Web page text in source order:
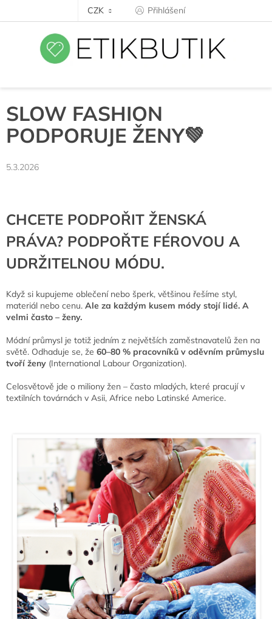
CZK Přihlášení
SLOW FASHION
PODPORUJE ŽENY💚
5.3.2026
CHCETE PODPOŘIT ŽENSKÁ
PRÁVA? PODPOŘTE FÉROVOU A
UDRŽITELNOU MÓDU.
Když si kupujeme oblečení nebo šperk, většinou řešíme styl,
materiál nebo cenu. Ale za každým kusem módy stojí lidé. A
velmi často – ženy.
Módní průmysl je totiž jedním z největších zaměstnavatelů žen na
světě. Odhaduje se, že 60–80 % pracovníků v oděvním průmyslu
tvoří ženy (International Labour Organization).
Celosvětově jde o miliony žen – často mladých, které pracují v
textilních továrnách v Asii, Africe nebo Latinské Americe.